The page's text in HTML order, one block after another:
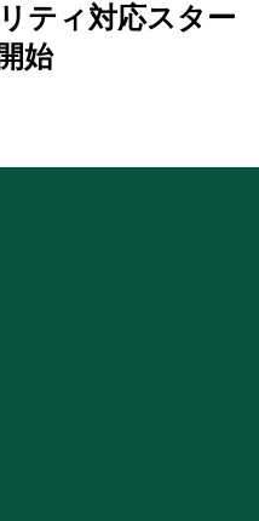
ティ対応スター
始